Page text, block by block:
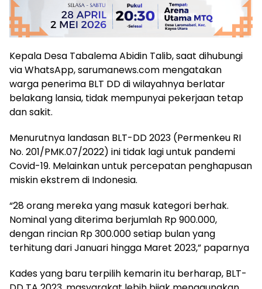
Kepala Desa Tabalema Abidin Talib, saat dihubungi
via WhatsApp, sarumanews.com mengatakan
warga penerima BLT DD di wilayahnya berlatar
belakang lansia, tidak mempunyai pekerjaan tetap
dan sakit.
Menurutnya landasan BLT-DD 2023 (Permenkeu RI
No. 201/PMK.07/2022) ini tidak lagi untuk pandemi
Covid-19. Melainkan untuk percepatan penghapusan
miskin ekstrem di Indonesia.
“28 orang mereka yang masuk kategori berhak.
Nominal yang diterima berjumlah Rp 900.000,
dengan rincian Rp 300.000 setiap bulan yang
terhitung dari Januari hingga Maret 2023,” paparnya
Kades yang baru terpilih kemarin itu berharap, BLT-